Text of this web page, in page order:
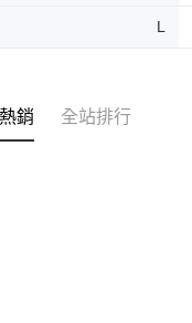
L
銷 全站排行